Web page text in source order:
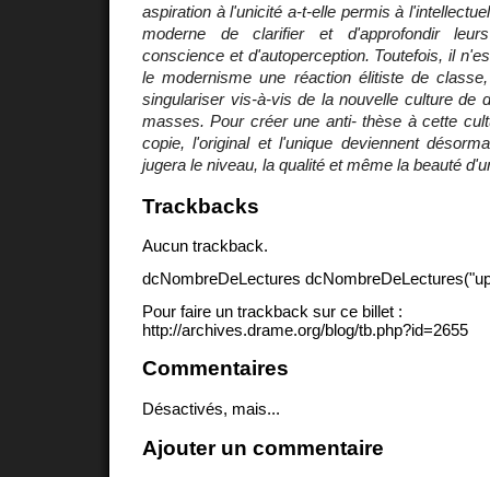
aspiration à l'unicité a-t-elle permis à
moderne de clarifier et d'approfondir
conscience et d'autoperception. Toutefois, il
le modernisme une réaction élitiste de
singulariser vis-à-vis de la nouvelle culture de
masses. Pour créer une anti- thèse à cette
copie, l'original et l'unique deviennent
jugera le niveau, la qualité et même la beauté
Trackbacks
Aucun trackback.
dcNombreDeLectures
Pour faire un trackback sur ce billet :
http://archives.drame.org/blog/tb.php?id=2655
Commentaires
Désactivés, mais...
Ajouter un commentaire